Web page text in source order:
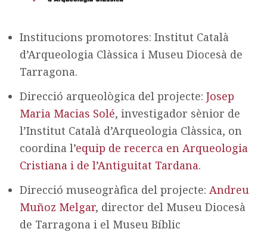
Institucions promotores: Institut Català
d’Arqueologia Clàssica i Museu Diocesà de
Tarragona.
Direcció arqueològica del projecte:Josep
Maria Macias Solé, investigador sènior de
l’Institut Català d’Arqueologia Clàssica, on
coordina l’equip de recerca en Arqueologia
Cristiana i de l’Antiguitat Tardana.
Direcció museogràfica del projecte:Andreu
Muñoz Melgar, director del Museu Diocesà
de Tarragona i el Museu Bíblic